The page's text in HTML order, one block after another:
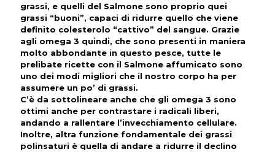
grassi, e quelli del Salmone sono proprio quei
grassi “buoni”, capaci di ridurre quello che viene
definito colesterolo “cattivo” del sangue. Grazie
agli omega 3 quindi, che sono presenti in maniera
molto abbondante in questo pesce, tutte le
prelibate ricette con il Salmone affumicato sono
uno dei modi migliori che il nostro corpo ha per
assumere un po’ di grassi.
C’è da sottolineare anche che gli omega 3 sono
ottimi anche per contrastare i radicali liberi,
andando a rallentare l’invecchiamento cellulare.
Inoltre, altra funzione fondamentale dei grassi
polinsaturi è quella di andare a ridurre il declino